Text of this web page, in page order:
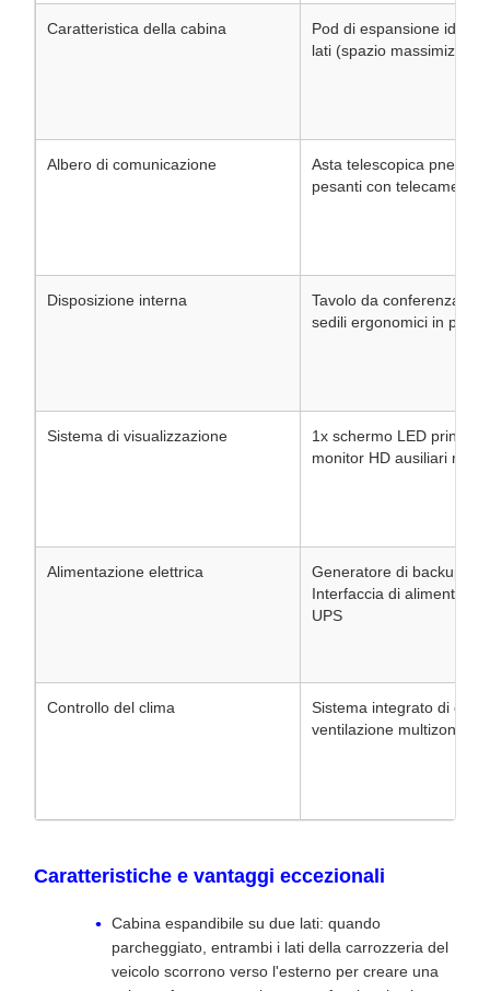
Caratteristica della cabina
Pod di espansione
lati (spazio massimizzato)
Albero di comunicazione
Asta telescopica
pesanti con telecamera/
Disposizione interna
Tavolo da conferenza
sedili ergonomici in pelle
Sistema di visualizzazione
1x schermo LED
monitor HD ausiliari
Alimentazione elettrica
Generatore di backup
Interfaccia di
UPS
Controllo del clima
Sistema integrato di
ventilazione multizona
Caratteristiche e vantaggi eccezionali
Cabina espandibile su due lati: quando
parcheggiato, entrambi i lati della carrozzeria del
veicolo scorrono verso l'esterno per creare una